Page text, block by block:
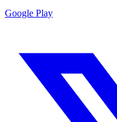
Google Play